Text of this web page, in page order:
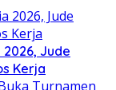
Jude
Kerja